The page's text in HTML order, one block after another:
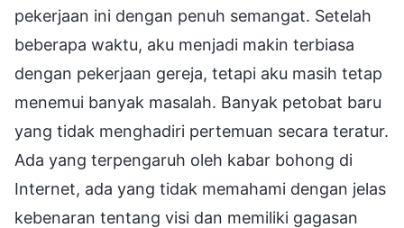
pekerjaan ini dengan penuh semangat. Setelah
beberapa waktu, aku menjadi makin terbiasa
dengan pekerjaan gereja, tetapi aku masih tetap
menemui banyak masalah. Banyak petobat baru
yang tidak menghadiri pertemuan secara teratur.
Ada yang terpengaruh oleh kabar bohong di
Internet, ada yang tidak memahami dengan jelas
kebenaran tentang visi dan memiliki gagasan